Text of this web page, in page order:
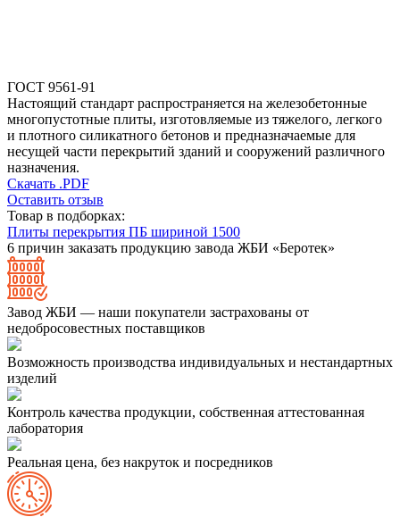
ГОСТ 9561-91
Настоящий стандарт распространяется на железобетонные
многопустотные плиты, изготовляемые из тяжелого, легкого
и плотного силикатного бетонов и предназначаемые для
несущей части перекрытий зданий и сооружений различного
назначения.
Скачать .PDF
Оставить отзыв
Товар в подборках:
Плиты перекрытия ПБ шириной 1500
6 причин заказать продукцию завода ЖБИ «Беротек»
Завод ЖБИ — наши покупатели застрахованы от
недобросовестных поставщиков
Возможность производства индивидуальных и нестандартных
изделий
Контроль качества продукции, собственная аттестованная
лаборатория
Реальная цена, без накруток и посредников